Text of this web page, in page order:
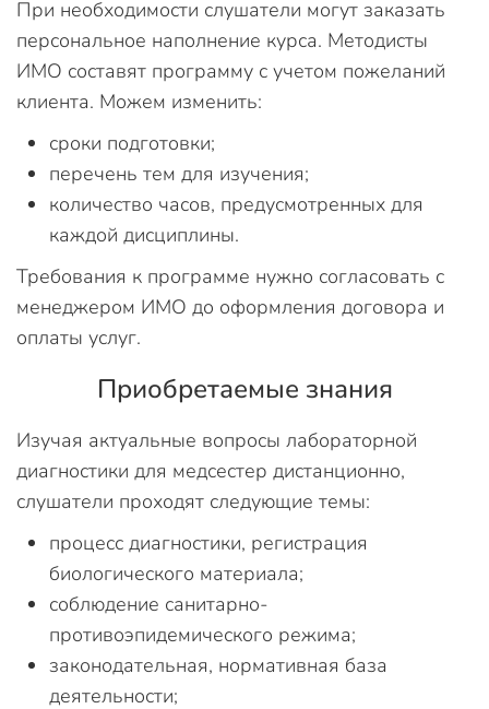
При необходимости слушатели могут заказать
персональное наполнение курса. Методисты
ИМО составят программу с учетом пожеланий
клиента. Можем изменить:
сроки подготовки;
перечень тем для изучения;
количество часов, предусмотренных для
каждой дисциплины.
Требования к программе нужно согласовать с
менеджером ИМО до оформления договора и
оплаты услуг.
Приобретаемые знания
Изучая актуальные вопросы лабораторной
диагностики для медсестер дистанционно,
слушатели проходят следующие темы:
процесс диагностики, регистрация
биологического материала;
соблюдение санитарно-
противоэпидемического режима;
законодательная, нормативная база
деятельности;